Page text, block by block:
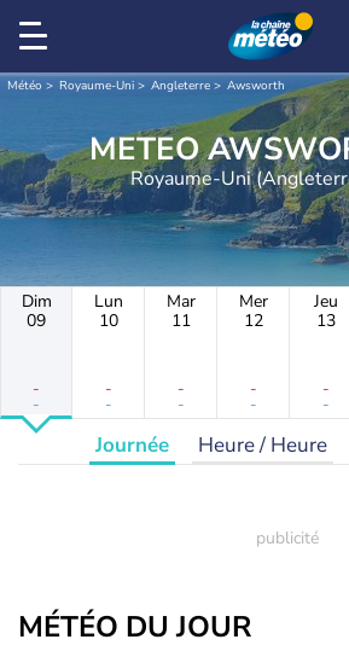
Météo Royaume-Uni Angleterre Awsworth
METEO
Royaume-Uni
Dim
09
-
-
Lun
10
-
-
Mar
11
-
-
Mer
12
-
-
Jeu
13
-
-
Journée Heure / Heure
MÉTÉO DU JOUR